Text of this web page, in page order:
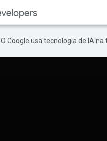
O Google usa tecnologia de IA